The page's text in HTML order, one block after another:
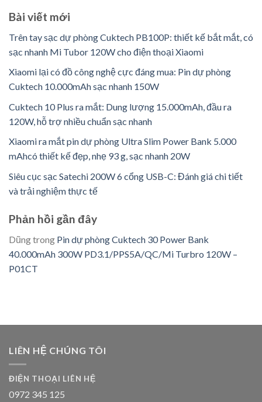
Bài viết mới
Trên tay sạc dự phòng Cuktech PB100P: thiết kế bắt mắt, có
sạc nhanh Mi Tubor 120W cho điện thoại Xiaomi
Xiaomi lại có đồ công nghệ cực đáng mua: Pin dự phòng
Cuktech 10.000mAh sạc nhanh 150W
Cuktech 10 Plus ra mắt: Dung lượng 15.000mAh, đầu ra
120W, hỗ trợ nhiều chuẩn sạc nhanh
Xiaomi ra mắt pin dự phòng Ultra Slim Power Bank 5.000
mAhcó thiết kế đẹp, nhẹ 93 g, sạc nhanh 20W
Siêu cục sạc Satechi 200W 6 cổng USB-C: Đánh giá chi tiết
và trải nghiệm thực tế
Phản hồi gần đây
Dũngtrong Pin dự phòng Cuktech 30 Power Bank
40.000mAh 300W PD3.1/PPS5A/QC/Mi Turbro 120W –
P01CT
LIÊN HỆ CHÚNG TÔI
ĐIỆN THOẠI LIÊN HỆ
0972 345 125